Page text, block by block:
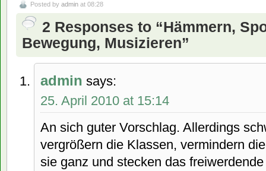
Posted by admin at 08:28
2 Responses to “Hämmern,
Bewegung, Musizieren”
admin says:
25. April 2010 at 15:14
An sich guter Vorschlag. Allerdings
vergrößern die Klassen, vermindern
sie ganz und stecken das